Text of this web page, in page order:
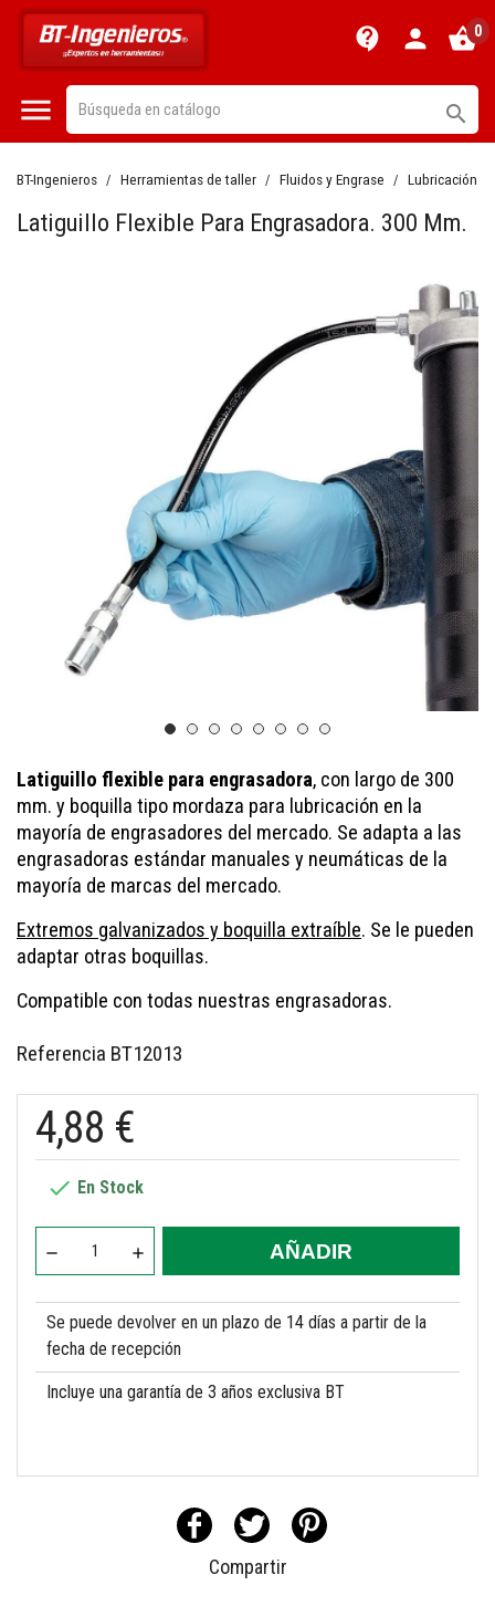
contact_support person shopping_basket0
 
BT-Ingenieros Herramientas de taller Fluidos y Engrase Lubricación y
Latiguillo Flexible Para Engrasadora. 300 Mm.
Latiguillo flexible para engrasadora, con largo de 300
mm. y boquilla tipo mordaza para lubricación en la
mayoría de engrasadores del mercado. Se adapta a las
engrasadoras estándar manuales y neumáticas de la
mayoría de marcas del mercado.
Extremos galvanizados y boquilla extraíble. Se le pueden
adaptar otras boquillas.
Compatible con todas nuestras engrasadoras.
Referencia BT12013
4,88 €
 En Stock
AÑADIR
Se puede devolver en un plazo de 14 días a partir de la
fecha de recepción
Incluye una garantía de 3 años exclusiva BT
Compartir